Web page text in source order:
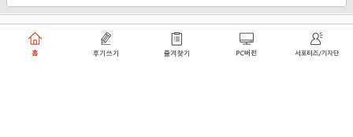
개인정보취급방침 로그인
쑥쑥플래닛 주식회사 대표이사 : 천선아